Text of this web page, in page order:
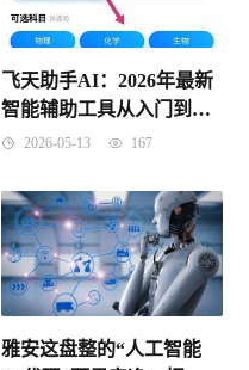
飞天助手AI：2026年最新
智能辅助工具从入门到进
阶全解析
2026-05-13 167
雅安这盘整的“人工智能